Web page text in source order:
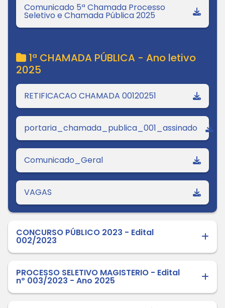
Comunicado 5ª Chamada Processo
Seletivo e Chamada Pública 2025
1ª CHAMADA PÚBLICA - Ano letivo
2025
RETIFICACAO CHAMADA 00120251
portaria_chamada_publica_001_assinado
Comunicado_Geral
VAGAS
CONCURSO PÚBLICO 2023 - Edital
002/2023
PROCESSO SELETIVO MAGISTERIO - Edital
nº 003/2023 - Ano 2025